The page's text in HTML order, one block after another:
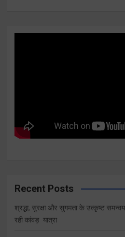
Recent Posts
श्रद्धा, सुरक्षा और सुगमता के उत्कृष्ट
रही कांवड़ यात्रा